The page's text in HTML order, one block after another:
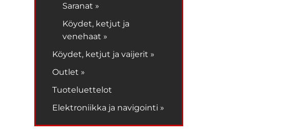
Saranat »
Köydet, ketjut ja
venehaat »
Köydet, ketjut ja vaijerit »
Outlet »
Tuoteluettelot
Elektroniikka ja navigointi »